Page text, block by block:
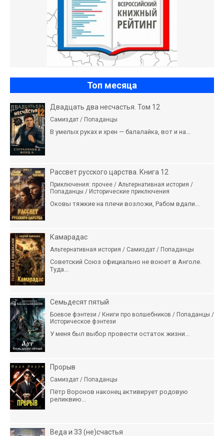
Топ месяца
Двадцать два несчастья. Том 12
Самиздат / Попаданцы
В умелых руках и хрен — балалайка, вот и на...
Рассвет русского царства. Книга 12
Приключения: прочее / Альтернативная история /
Попаданцы / Исторические приключения
Оковы тяжкие на плечи возложи, Рабом вдали...
Камарадас
Альтернативная история / Самиздат / Попаданцы
Советский Союз официально не воюет в Анголе.
Туда...
Семьдесят пятый
Боевое фэнтези / Книги про волшебников / Попаданцы /
Историческое фэнтези
У меня был выбор провести остаток жизни...
Прорыв
Самиздат / Попаданцы
Пётр Воронов наконец активирует родовую
реликвию...
Веда и 33 (не)счастья